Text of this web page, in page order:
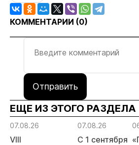
КОММЕНТАРИИ (0)
Отправить
ЕЩЕ ИЗ ЭТОГО РАЗДЕЛА
07.08.26
VIII
07.08.26
С 1 сентября